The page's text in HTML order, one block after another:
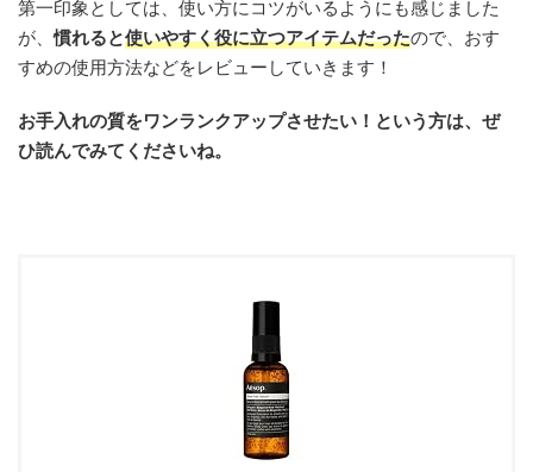
第一印象としては、使い方にコツがいるようにも感じました
が、慣れると使いやすく役に立つアイテムだったので、おす
すめの使用方法などをレビューしていきます！
お手入れの質をワンランクアップさせたい！という方は、ぜ
ひ読んでみてくださいね。